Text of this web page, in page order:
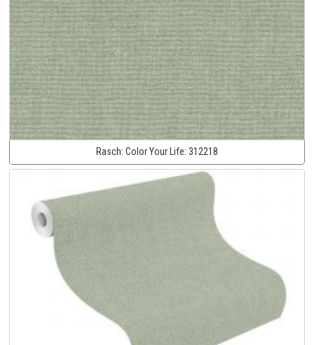
Rasch: Color Your Life: 312218